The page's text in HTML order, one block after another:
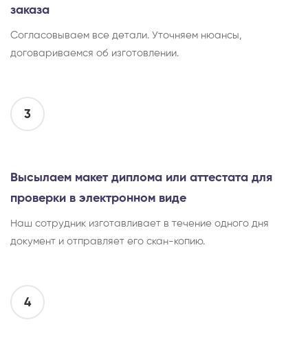
заказа
Согласовываем все детали. Уточняем нюансы,
договариваемся об изготовлении.
3
Высылаем макет диплома или аттестата для
проверки в электронном виде
Наш сотрудник изготавливает в течение одного дня
документ и отправляет его скан-копию.
4